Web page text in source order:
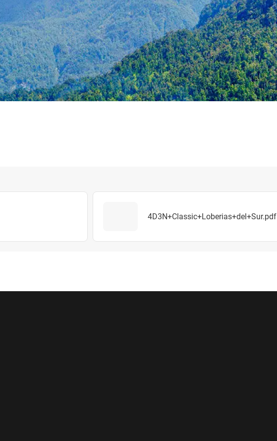
4D3N+Classic+Loberias+del+Sur.pdf